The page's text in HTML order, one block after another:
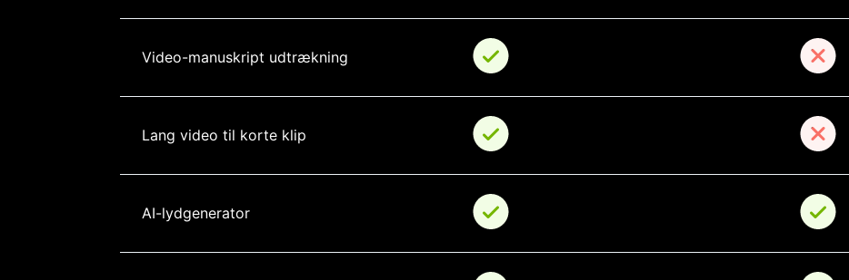
Video-manuskript udtrækning
Lang video til korte klip
AI-lydgenerator